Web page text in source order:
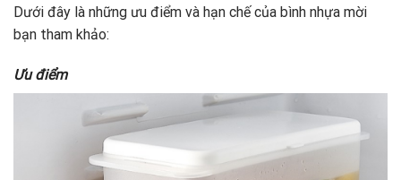
Dưới đây là những ưu điểm và hạn chế của bình nhựa mời
bạn tham khảo:
Ưu điểm